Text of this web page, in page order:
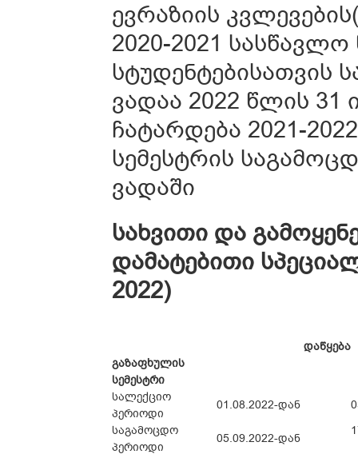
ევრაზიის
2020-2021
სტუდენტებისათვის
ვადაა 2022 წლის
ჩატარდება 2021-
სემესტრის
ვადაში
სახვითი და
დამატებითი
2022)
დაწყება
გაზაფხულის
სემესტრი
სალექციო
პერიოდი
01.08.2022-დან
საგამოცდო
პერიოდი
05.09.2022-დან